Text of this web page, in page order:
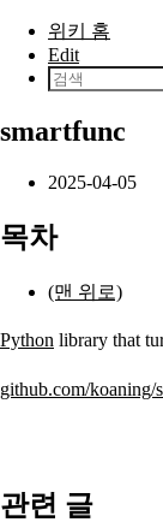
본문으로 건너뛰기
위키 홈
Edit
smartfunc
2025-04-05
목차
(맨 위로)
Python library that
github.com/koaning/
관련 글